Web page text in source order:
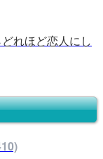
れほど恋人にし